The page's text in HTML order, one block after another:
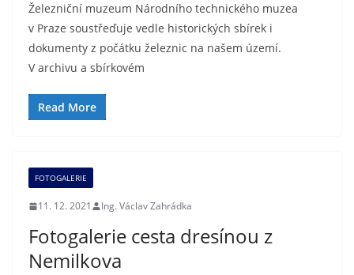
Železniční muzeum Národního technického muzea
v Praze soustřeďuje vedle historických sbírek i
dokumenty z počátku železnic na našem území.
V archivu a sbírkovém
Read More
FOTOGALERIE
11. 12. 2021 Ing. Václav Zahrádka
Fotogalerie cesta dresínou z
Nemilkova